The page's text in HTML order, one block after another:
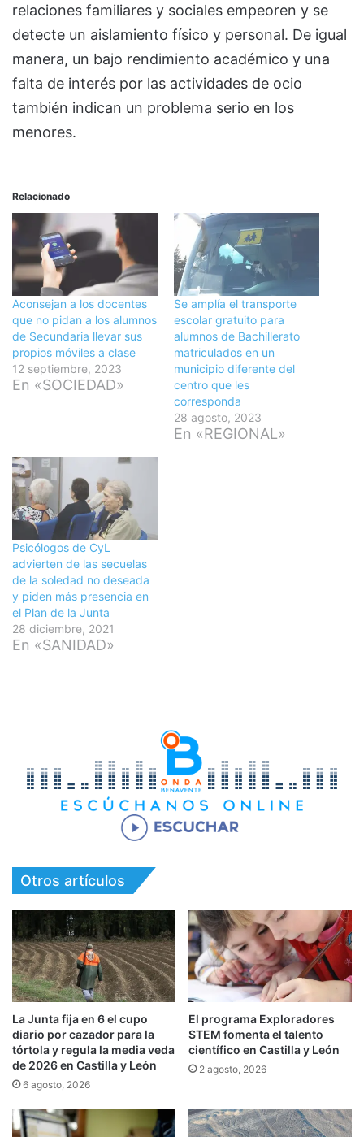
relaciones familiares y sociales empeoren y se
detecte un aislamiento físico y personal. De igual
manera, un bajo rendimiento académico y una
falta de interés por las actividades de ocio
también indican un problema serio en los
menores.
Relacionado
Aconsejan a los docentes
que no pidan a los alumnos
de Secundaria llevar sus
propios móviles a clase
12 septiembre, 2023
En «SOCIEDAD»
Se amplía el transporte
escolar gratuito para
alumnos de Bachillerato
matriculados en un
municipio diferente del
centro que les
corresponda
28 agosto, 2023
En «REGIONAL»
Psicólogos de CyL
advierten de las secuelas
de la soledad no deseada
y piden más presencia en
el Plan de la Junta
28 diciembre, 2021
En «SANIDAD»
Otros artículos
La Junta fija en 6 el cupo
diario por cazador para la
tórtola y regula la media veda
de 2026 en Castilla y León
6 agosto, 2026
El programa Exploradores
STEM fomenta el talento
científico en Castilla y León
2 agosto, 2026